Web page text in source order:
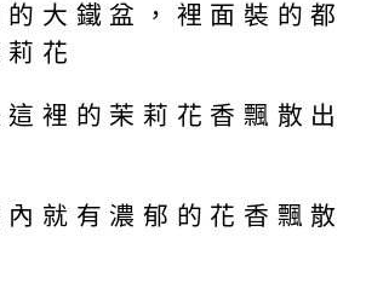
大鐵盆，裡面裝的都
花
裡的茉莉花香飄散出
就有濃郁的花香飄散